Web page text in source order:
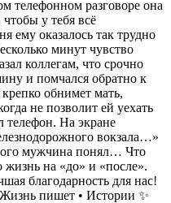
телефонном разговоре она
у тебя всё
ему оказалось так трудно
минут чувство
коллегам, что срочно
и помчался обратно к
обнимет мать,
не позволит ей уехать
телефон. На экране
вокзала…»
мужчина понял… Что
жизнь на «до» и «после».
благодарность для нас!
пишет • Истории ✨